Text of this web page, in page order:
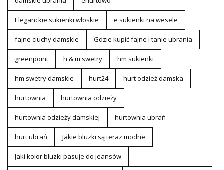
Eleganckie sukienki włoskie e sukienki na wesele
fajne ciuchy damskie Gdzie kupić fajne i tanie ubrania
greenpoint h & m swetry hm sukienki
hm swetry damskie hurt24 hurt odzież damska
hurtownia hurtownia odzieży
hurtownia odzieży damskiej hurtownia ubrań
hurt ubrań Jakie bluzki są teraz modne
Jaki kolor bluzki pasuje do jeansów